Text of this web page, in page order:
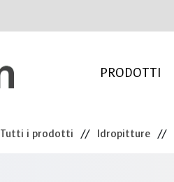
PRODOTTI
Tutti i prodotti // Idropitture //